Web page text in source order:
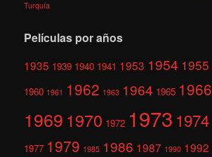
Turquía
Películas por años
1935 1939 1940 1941 1953 1954 1955
1960 1961 1962 1963 1964 1965 1966
1969 1970 1972 1973 1974
1977 1979 1985 1986 1987 1990 1992